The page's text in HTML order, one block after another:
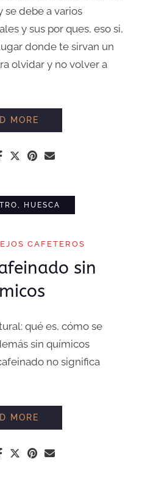
se debe a varios
y sus por ques, eso si,
donde te sirvan un
olvidar y no volver a
MORE
HUESCA
CAFETEROS
sin
qué es, cómo se
sin químicos
no significa
MORE